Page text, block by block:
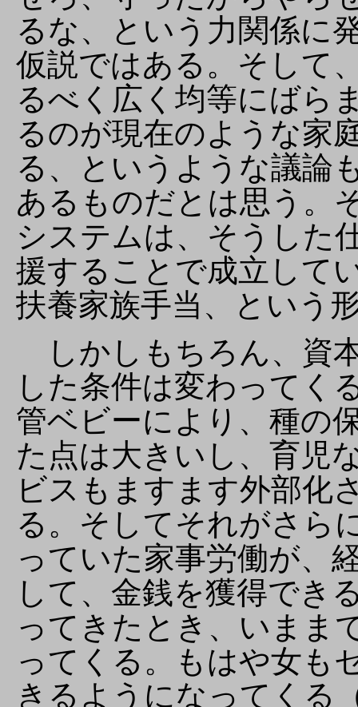
るな、という力関係に
仮説ではある。そして
るべく広く均等にばら
るのが現在のような家
る、というような議論
あるものだとは思う。
システムは、そうした
援することで成立して
扶養家族手当、という
しかしもちろん、資
した条件は変わってく
管ベビーにより、種の
た点は大きいし、育児
ビスもますます外部化
る。そしてそれがさら
っていた家事労働が、
して、金銭を獲得でき
ってきたとき、いまま
ってくる。もはや女も
きるようになってくる